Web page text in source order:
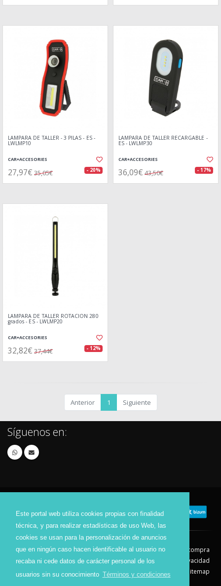
Este portal web utiliza cookies propias con finalidad
técnica, y para realizar estadísticas de uso Web, las
cookies se usan para la personalización de anuncios
que en ningún caso hacen identificable al usuario no
recaba ni cede datos de carácter personal de los
usuarios sin su conocimiento Términos y condiciones
LAMPARA DE TALLER - 3 PILAS - ES -
LWLMP10
CAR+ACCESORIES
27,97€ 35,05€ - 20%
LAMPARA DE TALLER RECARGABLE -
ES - LWLMP30
CAR+ACCESORIES
36,09€ 43,50€ - 17%
LAMPARA DE TALLER ROTACION 280
grados - ES - LWLMP20
CAR+ACCESORIES
32,82€ 37,44€ - 12%
Anterior 1 Siguiente
Síguenos en:
Contacto Aviso Legal
Condiciones de compra
Política de envíos
Política de devolución
Política de Privacidad
Política de Cookies
Sitemap